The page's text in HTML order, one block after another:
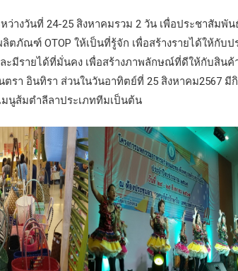
ว่างวันที่ 24-25 สิงหาคมรวม 2 วัน เพื่อประชาสั
ตภัณฑ์ OTOP ให้เป็นที่รู้จัก เพื่อสร้างรายได้ให้กับ
ะมีรายได้ที่มั่นคง เพื่อสร้างภาพลักษณ์ที่ดีให้กับสิน
รา อินทิรา ส่วนในวันอาทิตย์ที่ 25 สิงหาคม2567 มี
นูส้มตำลีลาประเภททีมเป็นต้น